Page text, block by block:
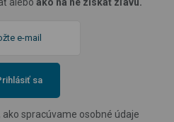
sa
spracúvame osobné údaje